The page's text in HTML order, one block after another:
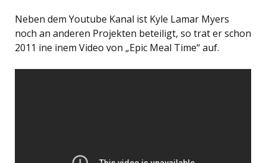
Neben dem Youtube Kanal ist Kyle Lamar Myers
noch an anderen Projekten beteiligt, so trat er schon
2011 ine inem Video von „Epic Meal Time“ auf.